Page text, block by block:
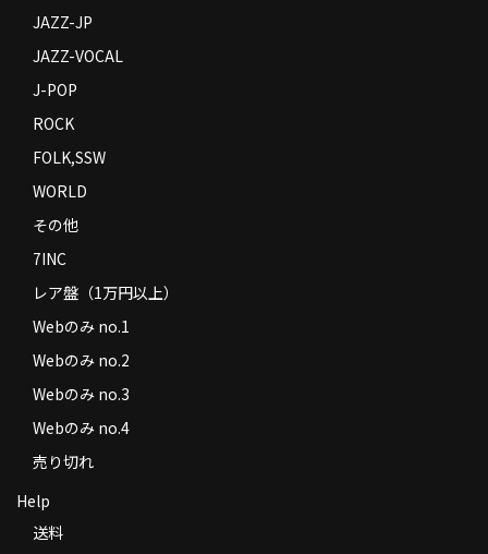
JAZZ-JP
JAZZ-VOCAL
J-POP
ROCK
FOLK,SSW
WORLD
その他
7INC
レア盤（1万円以上）
Webのみ no.1
Webのみ no.2
Webのみ no.3
Webのみ no.4
売り切れ
Help
送料